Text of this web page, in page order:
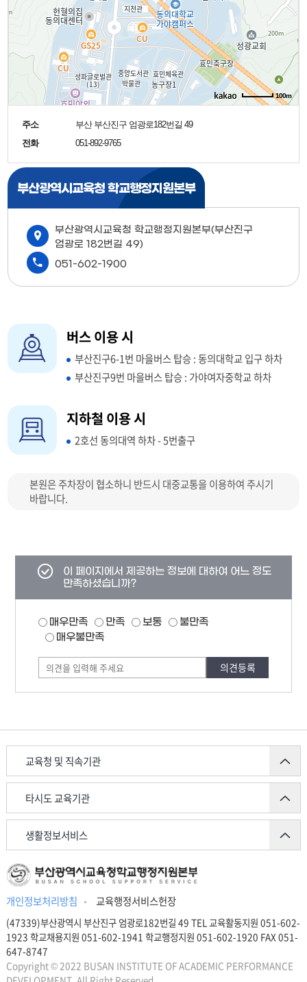
100m
주소
부산 부산진구 엄광로182번길 49
전화
051-892-9765
부산광역시교육청 학교행정지원본부
부산광역시교육청 학교행정지원본부(부산진구
엄광로 182번길 49)
051-602-1900
버스 이용 시
부산진구6-1번 마을버스 탑승 : 동의대학교 입구 하차
부산진구9번 마을버스 탑승 : 가야여자중학교 하차
지하철 이용 시
2호선 동의대역 하차 - 5번출구
본원은 주차장이 협소하니 반드시 대중교통을 이용하여 주시기
바랍니다.
콘텐츠
만족도
조사
이 페이지에서 제공하는 정보에 대하여 어느 정도
만족하셨습니까?
만족도
조사
폼
매우만족 만족 보통
불만족
매우불만족
교육청 및 직속기관
타시도 교육기관
생활정보서비스
개인정보처리방침 교육행정서비스헌장
(47339)부산광역시 부산진구 엄광로182번길 49 TEL 교육활동지원 051-602-
1923 학교채용지원 051-602-1941 학교행정지원 051-602-1920 FAX 051-
647-8747
Copyright © 2022 BUSAN INSTITUTE OF ACADEMIC PERFORMANCE